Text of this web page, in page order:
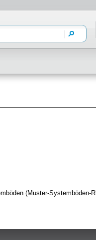
(Muster-Systemböden-